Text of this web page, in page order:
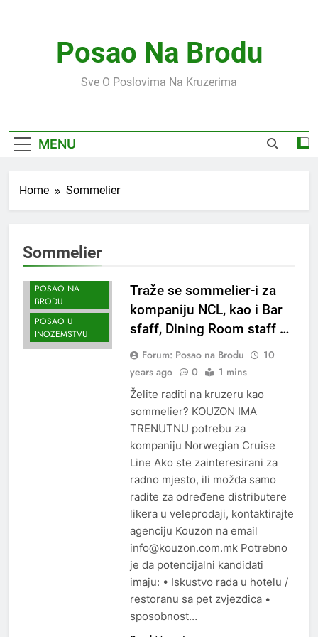
Posao Na Brodu
Sve O Poslovima Na Kruzerima
MENU
Home Sommelier
Sommelier
KOUZON POSAO
POSAO NA
BRODU
POSAO U
INOZEMSTVU
Traže se sommelier-i za
kompaniju NCL, kao i Bar
sfaff, Dining Room staff …
Forum: Posao na Brodu
10
years ago
0 1 mins
Želite raditi na kruzeru kao
sommelier? KOUZON IMA
TRENUTNU potrebu za
kompaniju Norwegian Cruise
Line Ako ste zainteresirani za
radno mjesto, ili možda samo
radite za određene distributere
likera u veleprodaji, kontaktirajte
agenciju Kouzon na email
info@kouzon.com.mk Potrebno
je da potencijalni kandidati
imaju: • Iskustvo rada u hotelu /
restoranu sa pet zvjezdica •
sposobnost…